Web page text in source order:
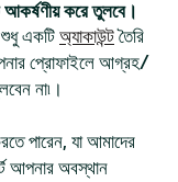
করে তুলবে।
একটি অ্যাকাউন্টতৈরি
প্রোফাইলে আগ্রহ/
না৷।
পারেন, যা আমাদের
আপনার অবস্থান